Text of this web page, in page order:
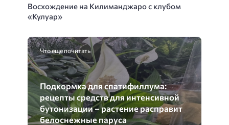
Восхождение на Килиманджаро с клубом
«Кулуар»
Что еще почитать
Подкормка для спатифиллума:
рецепты средств для интенсивной
бутонизации – растение расправит
белоснежные паруса